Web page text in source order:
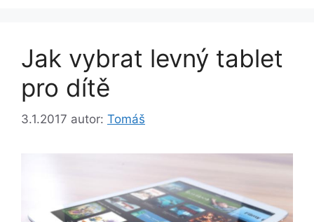
Jak vybrat levný tablet
pro dítě
3.1.2017 autor: Tomáš